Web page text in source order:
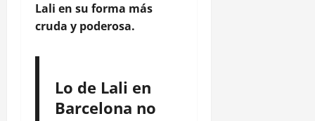
Lali en su forma más
cruda y poderosa.
Lo de Lali en
Barcelona no